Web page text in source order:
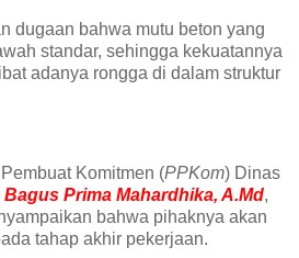
dugaan bahwa mutu beton yang
standar, sehingga kekuatannya
adanya rongga di dalam struktur
Komitmen (PPKom) Dinas
Bagus Prima Mahardhika, A.Md,
bahwa pihaknya akan
tahap akhir pekerjaan.